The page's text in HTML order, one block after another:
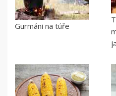
Gurmáni na túře